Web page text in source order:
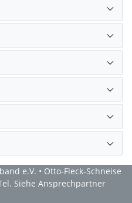
e.V. • Otto-Fleck-Schneise
Siehe Ansprechpartner